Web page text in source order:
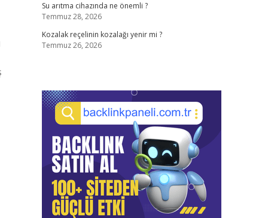
Su arıtma cihazında ne önemli ?
Temmuz 28, 2026
Kozalak reçelinin kozalağı yenir mi ?
Temmuz 26, 2026